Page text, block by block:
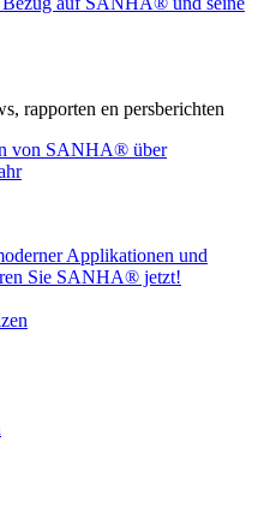
rapporten en persberichten